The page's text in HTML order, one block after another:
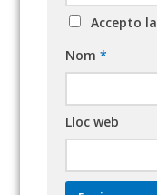
Accepto la
Nom *
Lloc web